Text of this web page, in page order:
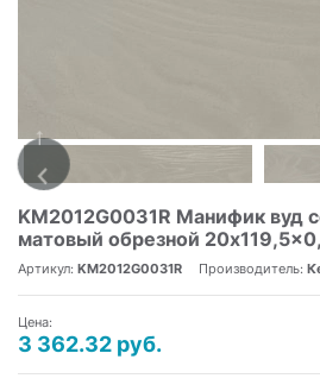
KM2012G0031R Манифик вуд
матовый обрезной
Артикул: KM2012G0031R Производитель:
Цена:
3 362.32 руб.